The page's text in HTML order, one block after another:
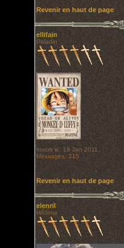
Revenir en haut de page
ellifain
Paladin
Inscrit le: 18 Jan 2011
Messages: 315
Revenir en haut de page
elenril
HÃ©ros